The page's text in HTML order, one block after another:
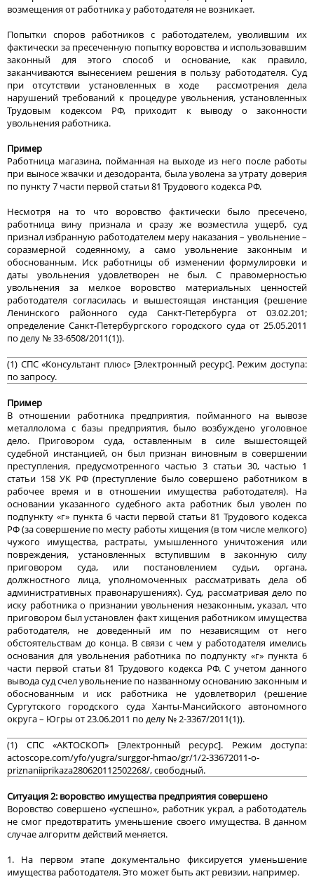
возмещения от работника у работодателя не возникает.
Попытки споров работников с работодателем, уволившим их
фактически за пресеченную попытку воровства и использовавшим
законный для этого способ и основание, как правило,
заканчиваются вынесением решения в пользу работодателя. Суд
при отсутствии установленных в ходе рассмотрения дела
нарушений требований к процедуре увольнения, установленных
Трудовым кодексом РФ, приходит к выводу о законности
увольнения работника.
Пример
Работница магазина, пойманная на выходе из него после работы
при выносе жвачки и дезодоранта, была уволена за утрату доверия
по пункту 7 части первой статьи 81 Трудового кодекса РФ.
Несмотря на то что воровство фактически было пресечено,
работница вину признала и сразу же возместила ущерб, суд
признал избранную работодателем меру наказания – увольнение –
соразмерной содеянному, а само увольнение законным и
обоснованным. Иск работницы об изменении формулировки и
даты увольнения удовлетворен не был. С правомерностью
увольнения за мелкое воровство материальных ценностей
работодателя согласилась и вышестоящая инстанция (решение
Ленинского районного суда Санкт-Петербурга от 03.02.201;
определение Санкт-Петербургского городского суда от 25.05.2011
по делу № 33-6508/2011(1)).
(1) СПС «Консультант плюс» [Электронный ресурс]. Режим доступа:
по запросу.
Пример
В отношении работника предприятия, пойманного на вывозе
металлолома с базы предприятия, было возбуждено уголовное
дело. Приговором суда, оставленным в силе вышестоящей
судебной инстанцией, он был признан виновным в совершении
преступления, предусмотренного частью 3 статьи 30, частью 1
статьи 158 УК РФ (преступление было совершено работником в
рабочее время и в отношении имущества работодателя). На
основании указанного судебного акта работник был уволен по
подпункту «г» пункта 6 части первой статьи 81 Трудового кодекса
РФ (за совершение по месту работы хищения (в том числе мелкого)
чужого имущества, растраты, умышленного уничтожения или
повреждения, установленных вступившим в законную силу
приговором суда, или постановлением судьи, органа,
должностного лица, уполномоченных рассматривать дела об
административных правонарушениях). Суд, рассматривая дело по
иску работника о признании увольнения незаконным, указал, что
приговором был установлен факт хищения работником имущества
работодателя, не доведенный им по независящим от него
обстоятельствам до конца. В связи с чем у работодателя имелись
основания для увольнения работника по подпункту «г» пункта 6
части первой статьи 81 Трудового кодекса РФ. С учетом данного
вывода суд счел увольнение по названному основанию законным и
обоснованным и иск работника не удовлетворил (решение
Сургутского городского суда Ханты-Мансийского автономного
округа – Югры от 23.06.2011 по делу № 2-3367/2011(1)).
(1) СПС «АКТОСКОП» [Электронный ресурс]. Режим доступа:
actoscope.com/yfo/yugra/surggor-hmao/gr/1/2-33672011-o-
priznaniiprikaza280620112502268/, свободный.
Ситуация 2: воровство имущества предприятия совершено
Воровство совершено «успешно», работник украл, а работодатель
не смог предотвратить уменьшение своего имущества. В данном
случае алгоритм действий меняется.
1. На первом этапе документально фиксируется уменьшение
имущества работодателя. Это может быть акт ревизии, например.